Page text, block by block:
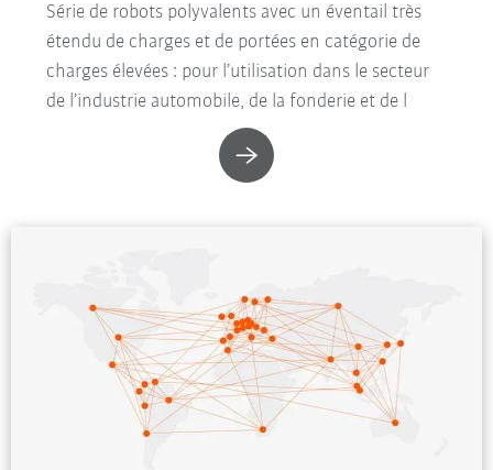
Série de robots polyvalents avec un éventail très
étendu de charges et de portées en catégorie de
charges élevées : pour l’utilisation dans le secteur
de l’industrie automobile, de la fonderie et de l